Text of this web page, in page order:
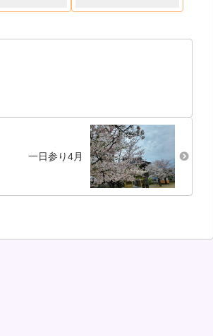
しで、ほっ
ヶ根キャンプセンタ
泊夫婦4組他男女合わ
一日参り4月